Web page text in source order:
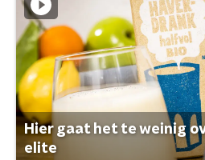
Hier gaat het te weinig
elite